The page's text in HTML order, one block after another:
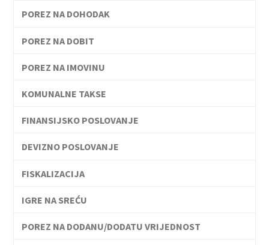
POREZ NA DOHODAK
POREZ NA DOBIT
POREZ NA IMOVINU
KOMUNALNE TAKSE
FINANSIJSKO POSLOVANJE
DEVIZNO POSLOVANJE
FISKALIZACIJA
IGRE NA SREĆU
POREZ NA DODANU/DODATU VRIJEDNOST